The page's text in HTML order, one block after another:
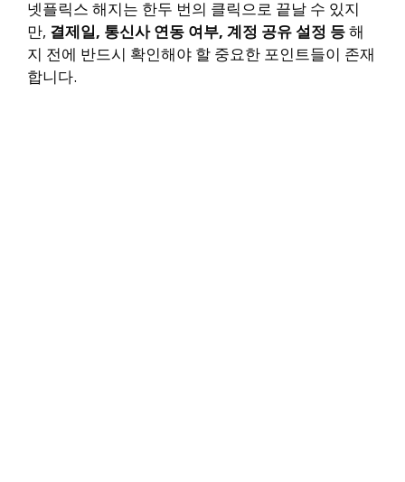
넷플릭스 해지는 한두 번의 클릭으로 끝날 수 있지
만, 결제일, 통신사 연동 여부, 계정 공유 설정 등해
지 전에 반드시 확인해야 할 중요한 포인트들이 존재
합니다.